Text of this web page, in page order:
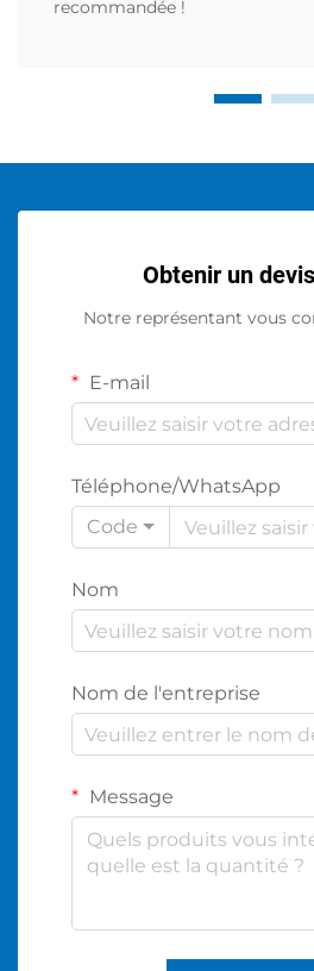
recommandée !
Obtenir un
Notre représentant vous
E-mail
Téléphone/WhatsApp
Code
Nom
Nom de l'entreprise
Message